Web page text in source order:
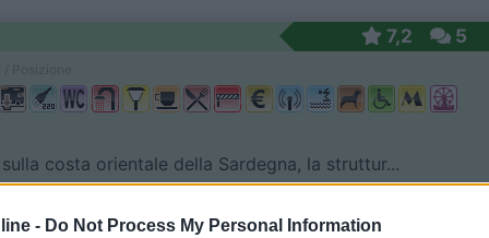
- Do Not Process My Personal Information
7,2 5
costa orientale della Sardegna, la struttur...